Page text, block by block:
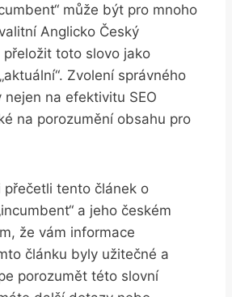
může být pro‍ mnoho
Anglicko Český
přeložit toto slovo jako
Zvolení správného
na efektivitu SEO
na ⁤porozumění obsahu pro
přečetli tento článek o
⁣a jeho⁢ českém
že vám informace
článku byly užitečné a
porozumět‌ této slovní